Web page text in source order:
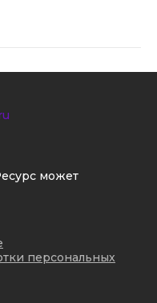
может
персональных